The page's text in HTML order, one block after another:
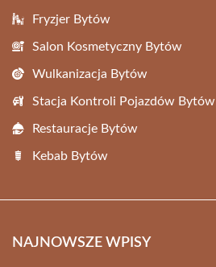
Fryzjer Bytów
Salon Kosmetyczny Bytów
Wulkanizacja Bytów
Stacja Kontroli Pojazdów Bytów
Restauracje Bytów
Kebab Bytów
NAJNOWSZE WPISY